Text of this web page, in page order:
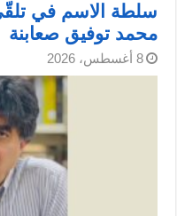
سلطة الاسم في
محمد توفيق صعابنة
8 أغسطس، 2026